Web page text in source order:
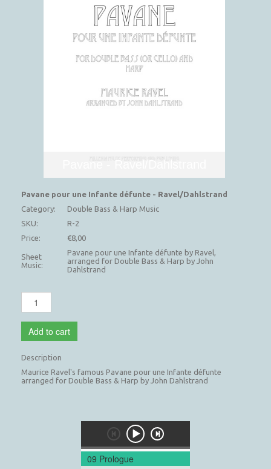
Pavane - Ravel/Dahlstrand
Pavane pour une Infante défunte - Ravel/Dahlstrand
Category:
Double Bass & Harp Music
SKU:
R-2
Price:
€8,00
Sheet
Music:
Pavane pour une Infante défunte by Ravel,
arranged for Double Bass & Harp by John
Dahlstrand
Add to cart
Description
Maurice Ravel's famous Pavane pour une Infante défunte
arranged for Double Bass & Harp by John Dahlstrand
09 Prologue